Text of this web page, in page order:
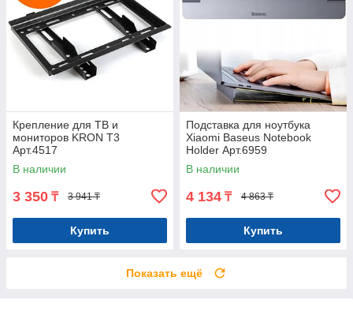
Крепление для ТВ и
мониторов KRON T3
Арт.4517
В наличии
3 350 ₸ 3 941 ₸
Купить
Подставка для ноутбука
Xiaomi Baseus Notebook
Holder Арт.6959
В наличии
4 134 ₸ 4 863 ₸
Купить
Показать ещё